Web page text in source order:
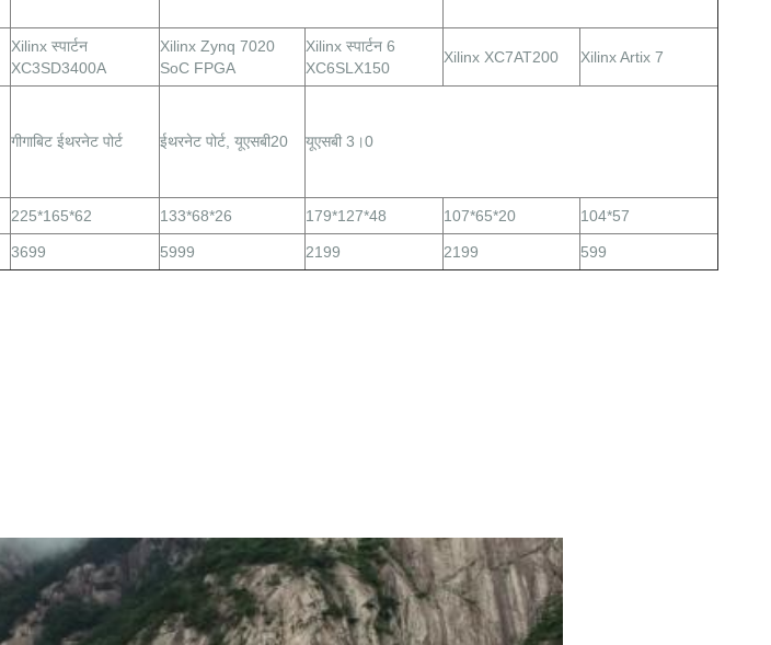
Xilinx स्पार्टन
XC3SD3400A
Xilinx Zynq 7020
SoC FPGA
Xilinx स्पार्टन 6
XC6SLX150
Xilinx XC7AT200 Xilinx Artix 7
गीगाबिट ईथरनेट पोर्ट ईथरनेट पोर्ट, यूएसबी20 यूएसबी 3।0
225*165*62 133*68*26 179*127*48 107*65*20 104*57
3699 5999 2199 2199 599